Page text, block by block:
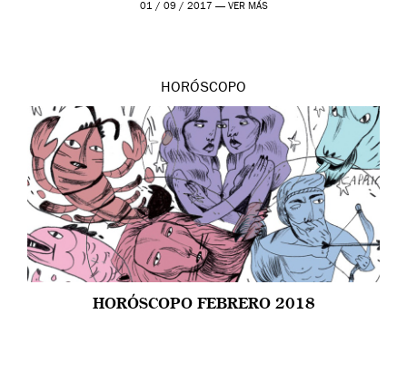
01 / 09 / 2017 — VER MÁS
HORÓSCOPO
HORÓSCOPO FEBRERO 2018